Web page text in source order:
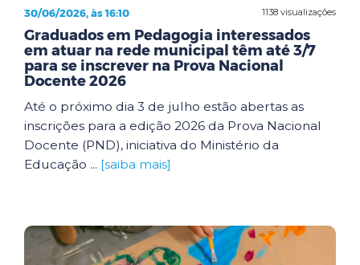
1138 visualizações
30/06/2026, às 16:10
Graduados em Pedagogia interessados
em atuar na rede municipal têm até 3/7
para se inscrever na Prova Nacional
Docente 2026
Até o próximo dia 3 de julho estão abertas as
inscrições para a edição 2026 da Prova Nacional
Docente (PND), iniciativa do Ministério da
Educação ... [saiba mais]